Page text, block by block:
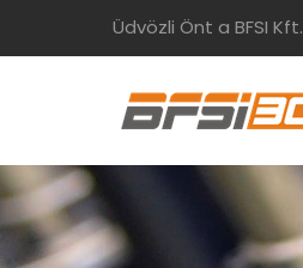
Üdvözli Önt a BFSI Kft.